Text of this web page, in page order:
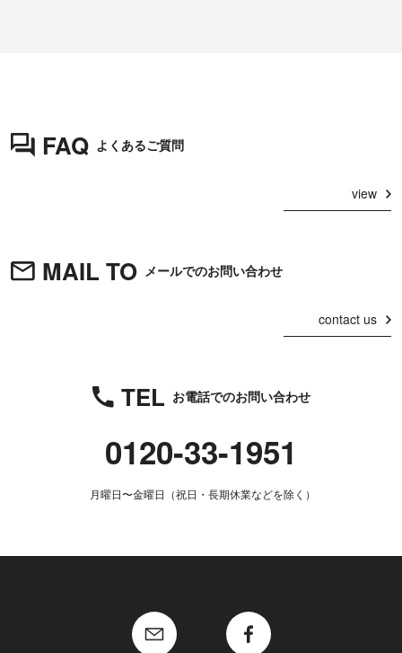
FAQ よくあるご質問
view
MAIL TO メールでのお問い合わせ
contact us
TEL お電話でのお問い合わせ
0120-33-1951
月曜日〜金曜日（祝日・長期休業などを除く）